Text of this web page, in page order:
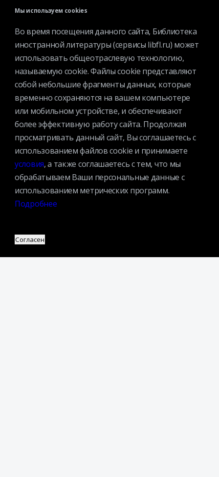
Контактная информация
Вакансии
История библиотеки
Спецпроекты
Премии
Официальные документы
Противодействие коррупции
Противодействие экстремизму
Мы используем cookies
Во время посещения данного сайта, Библиотека
иностранной литературы (сервисы libfl.ru) может
использовать общеотраслевую технологию,
называемую cookie. Файлы cookie представляют
собой небольшие фрагменты данных, которые
временно сохраняются на вашем компьютере
или мобильном устройстве, и обеспечивают
более эффективную работу сайта. Продолжая
просматривать данный сайт, Вы соглашаетесь с
использованием файлов cookie и принимаете
условия, а также соглашаетесь с тем, что мы
обрабатываем Ваши персональные данные с
использованием метрических программ.
Подробнее
Согласен